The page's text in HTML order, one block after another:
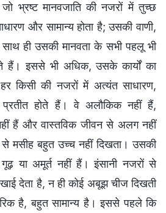
भ्रष्ट मानवजाति की नजरों में तुच्छ
और सामान्य होता है; उसकी वाणी,
ही उसकी मानवता के सभी पहलू भी
हैं। इससे भी अधिक, उसके कार्यों का
किसी की नजरों में अत्यंत साधारण,
प्रतीत होते हैं। वे अलौकिक नहीं हैं,
हैं और वास्तविक जीवन से अलग नहीं
मसीह बहुत उच्च नहीं दिखता। उसकी
या अमूर्त नहीं हैं। इंसानी नजरों से
देता है, न ही कोई अबूझ चीज दिखती
है, बहुत सामान्य है। इससे पहले कि